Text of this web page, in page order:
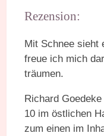
Rezension:
Mit Schnee sieht
freue ich mich
träumen.
Richard
10 im östlichen
zum einen im